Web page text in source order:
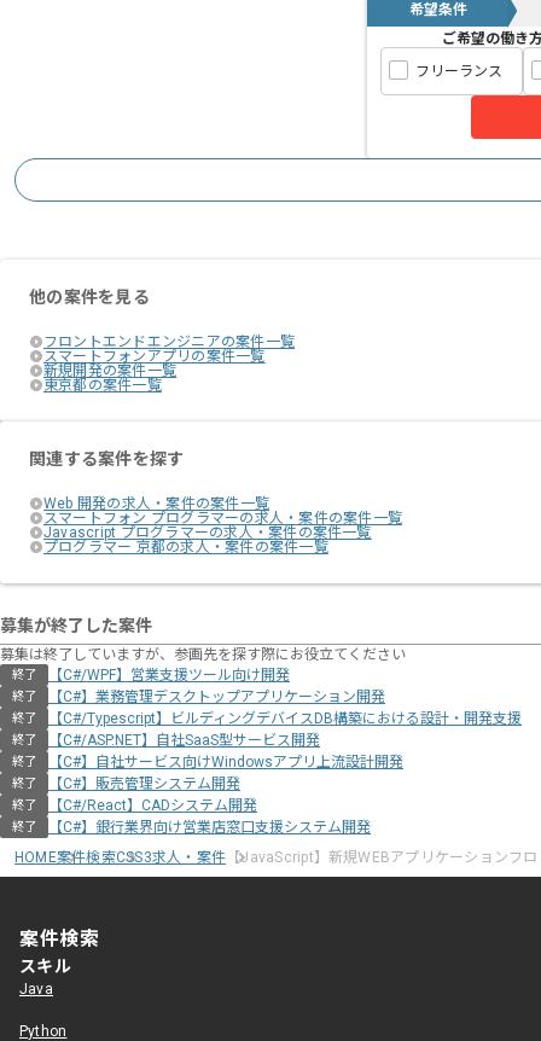
希望条件
ご希望の働き
フリーランス
他の案件を見る
フロントエンドエンジニアの案件一覧
スマートフォンアプリの案件一覧
新規開発の案件一覧
東京都の案件一覧
関連する案件を探す
Web 開発の求人・案件の案件一覧
スマートフォン プログラマーの求人・案件の案件一覧
Javascript プログラマーの求人・案件の案件一覧
プログラマー 京都の求人・案件の案件一覧
募集が終了した案件
募集は終了していますが、参画先を探す際にお役立てください
終了 【C#/WPF】営業支援ツール向け開発
終了 【C#】業務管理デスクトップアプリケーション開発
終了 【C#/Typescript】ビルディングデバイスDB構築における設計・開発支援
終了 【C#/ASP.NET】自社SaaS型サービス開発
終了 【C#】自社サービス向けWindowsアプリ上流設計開発
終了 【C#】販売管理システム開発
終了 【C#/React】CADシステム開発
終了
【C#】銀行業界向け営業店窓口支援システム開発
HOME案件検索CSS3求人・案件 【JavaScript】新規WEBアプリケーションフ
案件検索
スキル
Java
Python